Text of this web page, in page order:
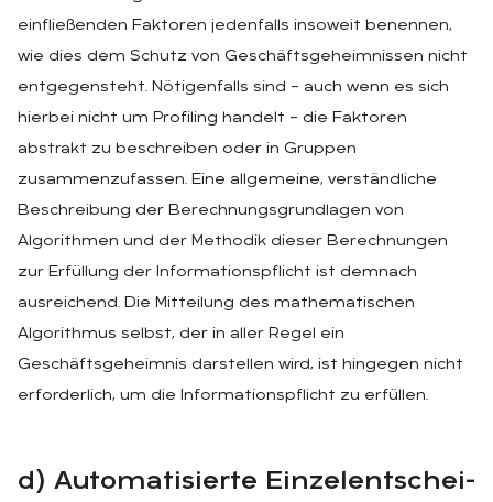
einfließenden Faktoren jedenfalls insoweit benennen,
wie dies dem Schutz von Geschäftsgeheimnissen nicht
entgegensteht. Nötigenfalls sind – auch wenn es sich
hierbei nicht um Profiling handelt – die Faktoren
abstrakt zu beschreiben oder in Gruppen
zusammenzufassen. Eine allgemeine, verständliche
Beschreibung der Berechnungsgrundlagen von
Algorithmen und der Methodik dieser Berechnungen
zur Erfüllung der Informationspflicht ist demnach
ausreichend. Die Mitteilung des mathematischen
Algorithmus selbst, der in aller Regel ein
Geschäftsgeheimnis darstellen wird, ist hingegen nicht
erforderlich, um die Informationspflicht zu erfüllen.
d) Au­to­ma­ti­sier­te Ein­zel­ent­schei­